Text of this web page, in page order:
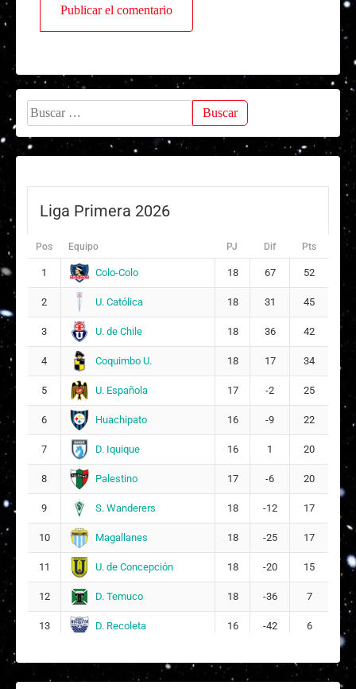
Buscar:
Liga Primera 2026
Pos Equipo PJ Dif Pts
1 Colo-Colo 18 67 52
2 U. Católica 18 31 45
3 U. de Chile 18 36 42
4 Coquimbo U. 18 17 34
5 U. Española 17 -2 25
6 Huachipato 16 -9 22
7 D. Iquique 16 1 20
8 Palestino 17 -6 20
9 S. Wanderers 18 -12 17
10 Magallanes 18 -25 17
11 U. de Concepción 18 -20 15
12 D. Temuco 18 -36 7
13 D. Recoleta 16 -42 6